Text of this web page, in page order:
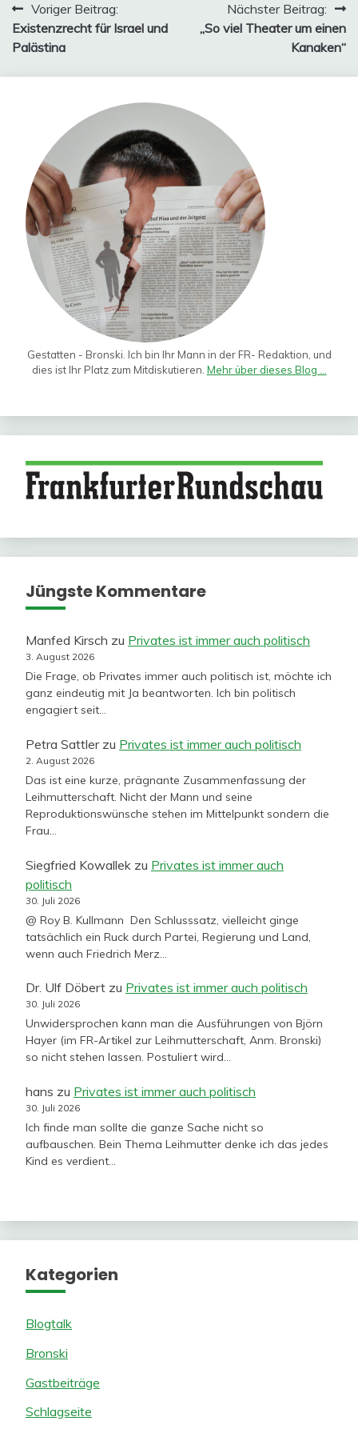
Beitragsnavigation
Voriger Beitrag:
Existenzrecht für Israel und
Palästina
Nächster Beitrag:
„So viel Theater um einen
Kanaken“
Gestatten - Bronski. Ich bin Ihr Mann in der FR- Redaktion, und
dies ist Ihr Platz zum Mitdiskutieren. Mehr über dieses Blog ...
Jüngste Kommentare
Manfed Kirsch zu Privates ist immer auch politisch
3. August 2026
Die Frage, ob Privates immer auch politisch ist, möchte ich
ganz eindeutig mit Ja beantworten. Ich bin politisch
engagiert seit…
Petra Sattlerzu Privates ist immer auch politisch
2. August 2026
Das ist eine kurze, prägnante Zusammenfassung der
Leihmutterschaft. Nicht der Mann und seine
Reproduktionswünsche stehen im Mittelpunkt sondern die
Frau…
Siegfried Kowallek zu Privates ist immer auch
politisch
30. Juli 2026
@ Roy B. Kullmann Den Schlusssatz, vielleicht ginge
tatsächlich ein Ruck durch Partei, Regierung und Land,
wenn auch Friedrich Merz…
Dr. Ulf Döbert zu Privates ist immer auch politisch
30. Juli 2026
Unwidersprochen kann man die Ausführungen von Björn
Hayer (im FR-Artikel zur Leihmutterschaft, Anm. Bronski)
so nicht stehen lassen. Postuliert wird…
hans zu Privates ist immer auch politisch
30. Juli 2026
Ich finde man sollte die ganze Sache nicht so
aufbauschen. Bein Thema Leihmutter denke ich das jedes
Kind es verdient…
Kategorien
Blogtalk
Bronski
Gastbeiträge
Schlagseite